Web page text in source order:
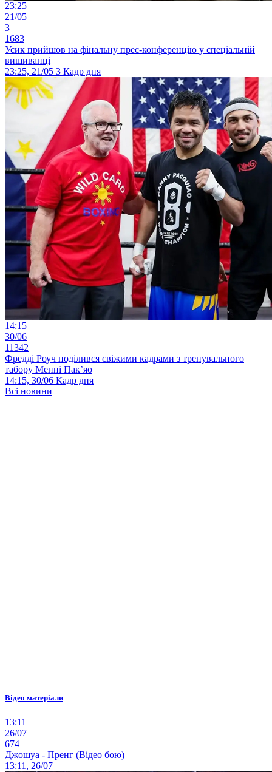
23:25
21/05
3
1683
Усик прийшов на фінальну прес-конференцію у спеціальній
вишиванці
23:25, 21/05 3 Кадр дня
14:15
30/06
11342
Фредді Роуч поділився свіжими кадрами з тренувального
табору Менні Пак’яо
14:15, 30/06 Кадр дня
Всі новини
Відео матеріали
13:11
26/07
674
Джошуа - Пренг (Відео бою)
13:11, 26/07